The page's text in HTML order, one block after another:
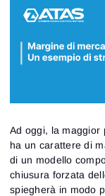
Ad oggi, la maggior
ha un carattere di
di un modello
chiusura forzata
spiegherà in modo